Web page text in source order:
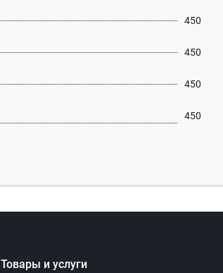
450
450
450
450
Товары и услуги